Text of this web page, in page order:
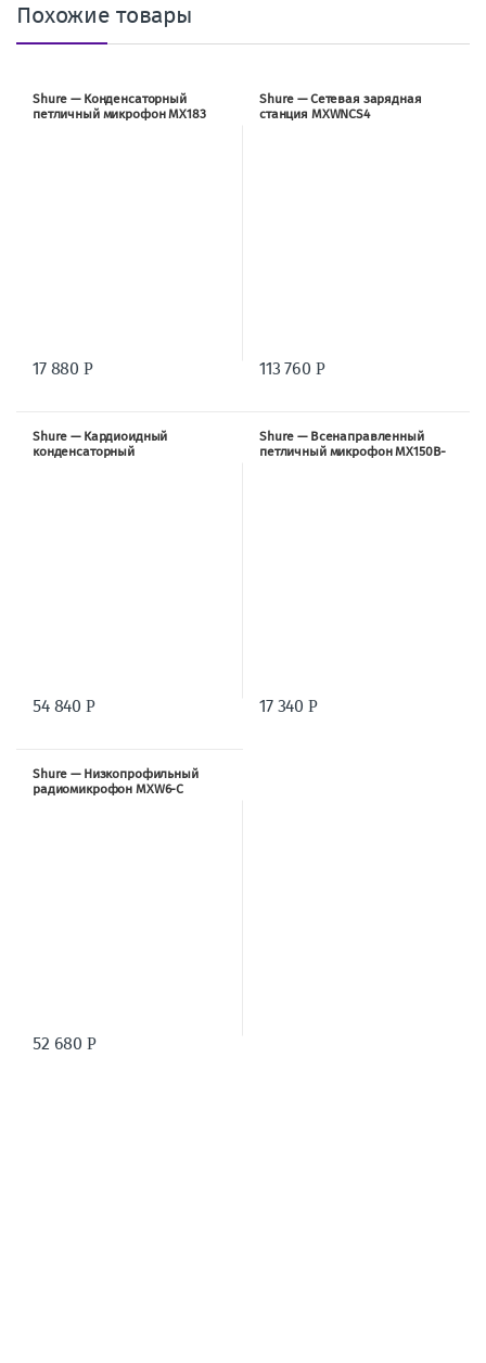
Похожие товары
Shure — Конденсаторный
петличный микрофон MX183
17 880Р
Shure — Сетевая зарядная
станция MXWNCS4
113 760 Р
Shure — Кардиоидный
конденсаторный
54 840Р
Shure — Всенаправленный
петличный микрофон MX150B-
17 340Р
Shure — Низкопрофильный
радиомикрофон MXW6-C
52 680Р